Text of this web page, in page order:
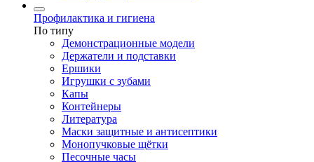
Профилактика и гигиена
По типу
Демонстрационные модели
Держатели и подставки
Ершики
Игрушки с зубами
Капы
Контейнеры
Литература
Маски защитные и антисептики
Монопучковые щётки
Песочные часы